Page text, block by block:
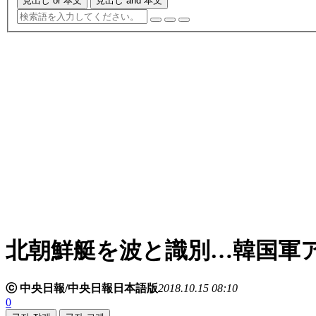
北朝鮮艇を波と識別…韓国軍
ⓒ 中央日報/中央日報日本語版2018.10.15 08:10
0